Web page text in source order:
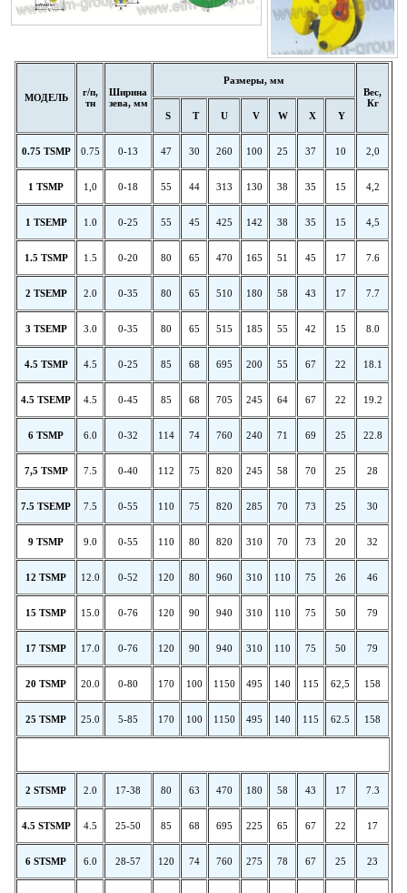
МОДЕЛЬ
г/п,
тн
Ширина
зева, мм
Размеры, мм
Вес,
Кг
S
T U V W X Y
0.75 TSMP 0.75 0-13 47 30 260 100 25 37 10 2,0
1TSMP 1,0 0-18 55 44 313 130 38 35 15 4,2
1 TSEMP 1.0 0-25 55 45 425 142 38 35 15 4,5
1.5 TSMP 1.5 0-20 80 65 470 165 51 45 17 7.6
2 TSEMP 2.0 0-35 80 65 510 180 58 43 17 7.7
3 TSEMP 3.0 0-35 80 65 515 185 55 42 15 8.0
4.5 TSMP 4.5 0-25 85 68 695 200 55 67 22 18.1
4.5 TSEMP 4.5 0-45 85 68 705 245 64 67 22 19.2
6 TSMP 6.0 0-32 114 74 760 240 71 69 25 22.8
7,5 TSMP 7.5 0-40 112 75 820 245 58 70 25 28
7.5 TSEMP 7.5 0-55 110 75 820 285 70 73 25 30
9 TSMP 9.0 0-55 110 80 820 310 70 73 20 32
12 TSMP 12.0 0-52 120 80 960 310 110 75 26 46
15 TSMP 15.0 0-76 120 90 940 310 110 75 50 79
17TSMP 17.0 0-76 120 90 940 310 110 75 50 79
20TSMP 20.0 0-80 170 100 1150 495 140 115 62,5 158
25 TSMP 25.0 5-85 170 100 1150 495 140 115 62.5 158
2 STSMP 2.0 17-38 80 63 470 180 58 43 17 7.3
4.5 STSMP 4.5 25-50 85 68 695 225 65 67 22 17
6 STSMP 6.0 28-57 120 74 760 275 78 67 25 23